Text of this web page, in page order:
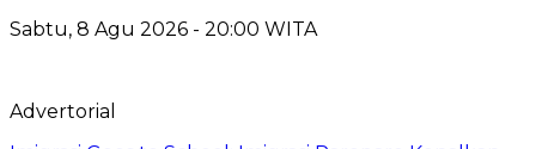
Sabtu, 8 Agu 2026 - 20:00 WITA
Advertorial